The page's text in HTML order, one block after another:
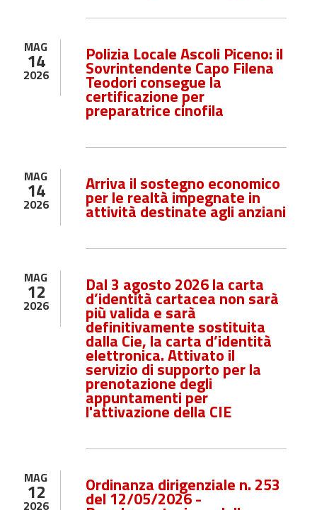
MAG
14
2026
Polizia Locale Ascoli Piceno: il
Sovrintendente Capo Filena
Teodori consegue la
certificazione per
preparatrice cinofila
MAG
14
2026
Arriva il sostegno economico
per le realtà impegnate in
attività destinate agli anziani
MAG
12
2026
Dal 3 agosto 2026 la carta
d’identità cartacea non sarà
più valida e sarà
definitivamente sostituita
dalla Cie, la carta d’identità
elettronica. Attivato il
servizio di supporto per la
prenotazione degli
appuntamenti per
l'attivazione della CIE
MAG
12
2026
Ordinanza dirigenziale n. 253
del 12/05/2026 -